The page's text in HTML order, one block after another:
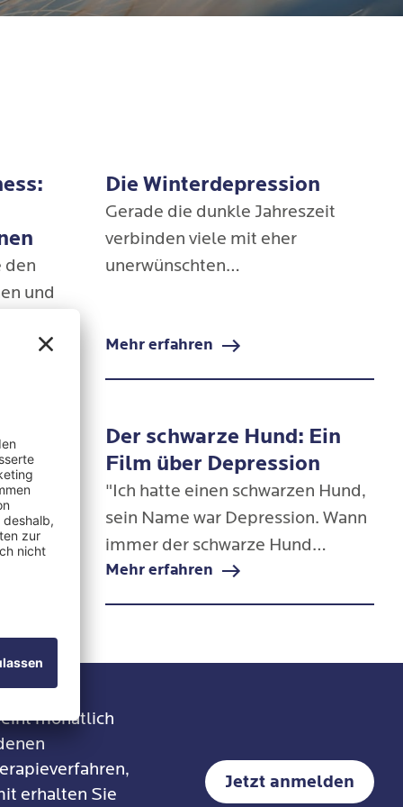
den
und
die
Die Winterdepression
Gerade die dunkle Jahreszeit
verbinden viele mit eher
unerwünschten
Niedergeschlagenheit. Bei
einigen Menschen geht es so weit,
mit depressiven Verstimmungen
zu kämpfen haben und extrem
darunter leiden.
Mehr erfahren
als
an
das
Der schwarze Hund: Ein
Film über Depression
"Ich hatte einen schwarzen Hund,
sein Name war Depression. Wann
immer der schwarze Hund
auftauchte, fühlte ich mich leer
und das Leben schien sich zu
Mehr erfahren
monatlich
erhalten Sie
Jetzt anmelden